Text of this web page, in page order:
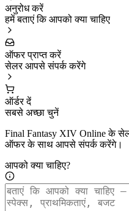
अनुरोध करें
हमें बताएं कि आपको क्या चाहिए
ऑफर प्राप्त करें
सेलर आपसे संपर्क करेंगे
ऑर्डर दें
सबसे अच्छा चुनें
Final Fantasy XIV Online के
ऑफर के साथ आपसे संपर्क करेंगे।
आपको क्या चाहिए?